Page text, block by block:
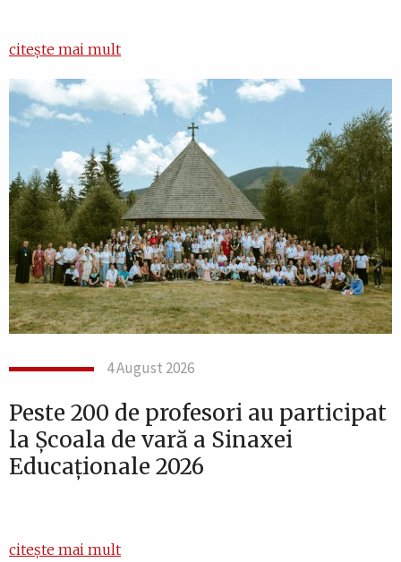
citește mai mult
4 August 2026
Peste 200 de profesori au participat
la Școala de vară a Sinaxei
Educaționale 2026
citește mai mult